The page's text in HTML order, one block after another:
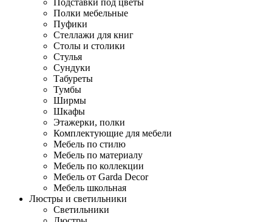
Подставки под цветы
Полки мебельные
Пуфики
Стеллажи для книг
Столы и столики
Стулья
Сундуки
Табуреты
Тумбы
Ширмы
Шкафы
Этажерки, полки
Комплектующие для мебели
Мебель по стилю
Мебель по материалу
Мебель по коллекции
Мебель от Garda Decor
Мебель школьная
Люстры и светильники
Светильники